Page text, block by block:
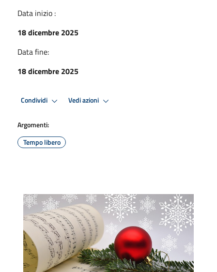
Data inizio :
18 dicembre 2025
Data fine:
18 dicembre 2025
Condividi Vedi azioni
Argomenti:
Tempo libero